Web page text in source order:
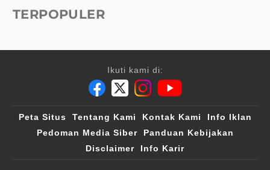
TERPOPULER
Ikuti kami di:
Peta Situs Tentang Kami Kontak Kami
Info Iklan
Pedoman Media Siber
Panduan Kebijakan
Disclaimer
Info Karir